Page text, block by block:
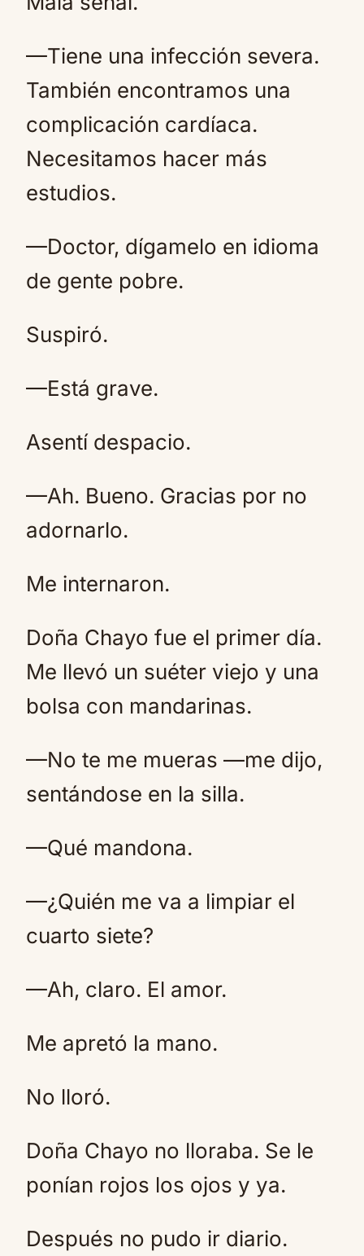
—Tiene una infección severa.
También encontramos una
complicación cardíaca.
Necesitamos hacer más
estudios.
—Doctor, dígamelo en idioma
de gente pobre.
Suspiró.
—Está grave.
Asentí despacio.
—Ah. Bueno. Gracias por no
adornarlo.
Me internaron.
Doña Chayo fue el primer día.
Me llevó un suéter viejo y una
bolsa con mandarinas.
—No te me mueras —me dijo,
sentándose en la silla.
—Qué mandona.
—¿Quién me va a limpiar el
cuarto siete?
—Ah, claro. El amor.
Me apretó la mano.
No lloró.
Doña Chayo no lloraba. Se le
ponían rojos los ojos y ya.
Después no pudo ir diario.